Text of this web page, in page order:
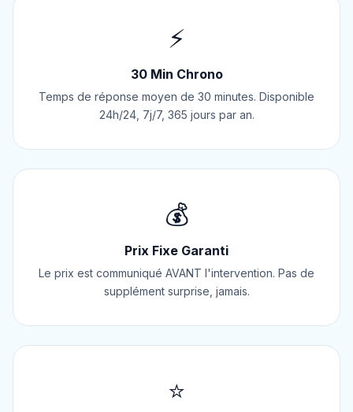
⚡
30 Min Chrono
Temps de réponse moyen de 30 minutes. Disponible
24h/24, 7j/7, 365 jours par an.
💰
Prix Fixe Garanti
Le prix est communiqué AVANT l'intervention. Pas de
supplément surprise, jamais.
⭐